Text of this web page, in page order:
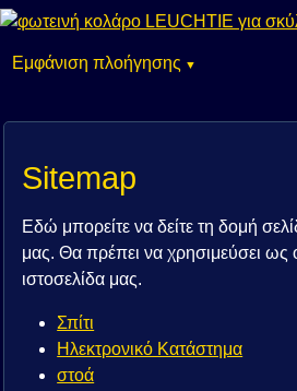
Εμφάνιση πλοήγησης
navigation
στοά
Sitemap
Εδώ μπορείτε να δείτε τη δομή
μας. Θα πρέπει να χρησιμεύσει ως
ιστοσελίδα μας.
Σπίτι
Ηλεκτρονικό Κατάστημα
στοά